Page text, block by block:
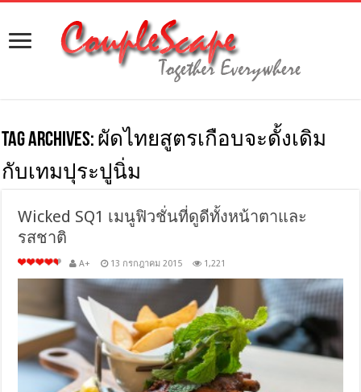
Tag Archives: ผัดไทยสูตรเกือบจะดั้งเดิม
กับเทมปุระปูนิ่ม
Wicked SQ1 เมนูฟิวชั่นที่ดูดีทั้งหน้าตาและ
รสชาติ
A+ 13 กรกฎาคม 2015 1,221